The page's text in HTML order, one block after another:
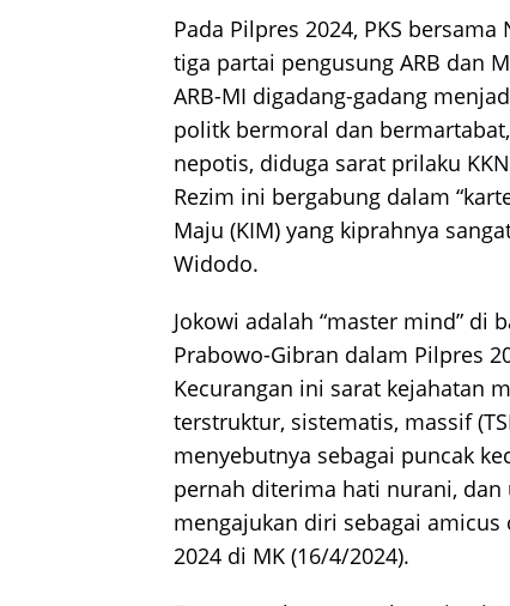
Pada Pilpres 2024, PKS
tiga partai pengusung ARB dan
ARB-MI digadang-gadang
politk bermoral dan
nepotis, diduga sarat prilaku
Rezim ini bergabung dalam
Maju (KIM) yang kiprahnya
Widodo.
Jokowi adalah “master mind” di
Prabowo-Gibran dalam Pilpres
Kecurangan ini sarat kejahatan
terstruktur, sistematis, massif
menyebutnya sebagai puncak
pernah diterima hati nurani,
mengajukan diri sebagai
2024 di MK (16/4/2024).